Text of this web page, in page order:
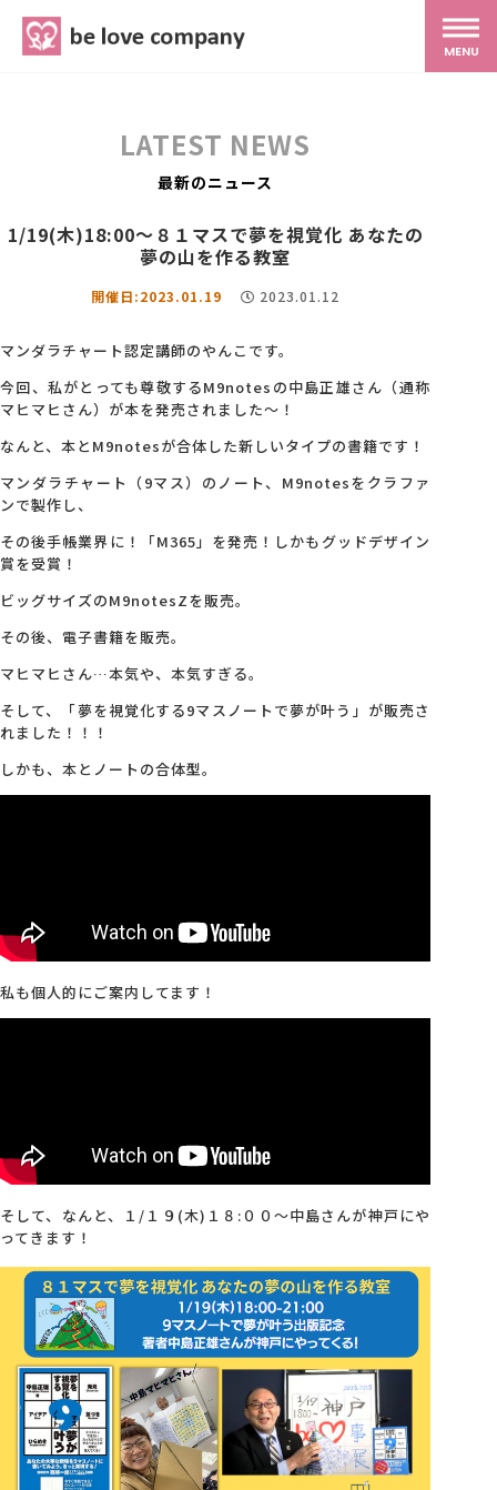
MENU
スタッフ紹介
会社概要
アクセス
採用情報
お問い合わせ
LATEST NEWS
最新のニュース
1/19(木)18:00～８１マスで夢を視覚化 あなたの
夢の山を作る教室
開催日:2023.01.19 2023.01.12
マンダラチャート認定講師のやんこです。
今回、私がとっても尊敬するM9notesの中島正雄さん（通称
マヒマヒさん）が本を発売されました～！
なんと、本とM9notesが合体した新しいタイプの書籍です！
マンダラチャート（9マス）のノート、M9notesをクラファ
ンで製作し、
その後手帳業界に！「M365」を発売！しかもグッドデザイン
賞を受賞！
ビッグサイズのM9notesZを販売。
その後、電子書籍を販売。
マヒマヒさん…本気や、本気すぎる。
そして、「夢を視覚化する9マスノートで夢が叶う」が販売さ
れました！！！
しかも、本とノートの合体型。
私も個人的にご案内してます！
そして、なんと、１/１９(木)１８:００～中島さんが神戸にや
ってきます！